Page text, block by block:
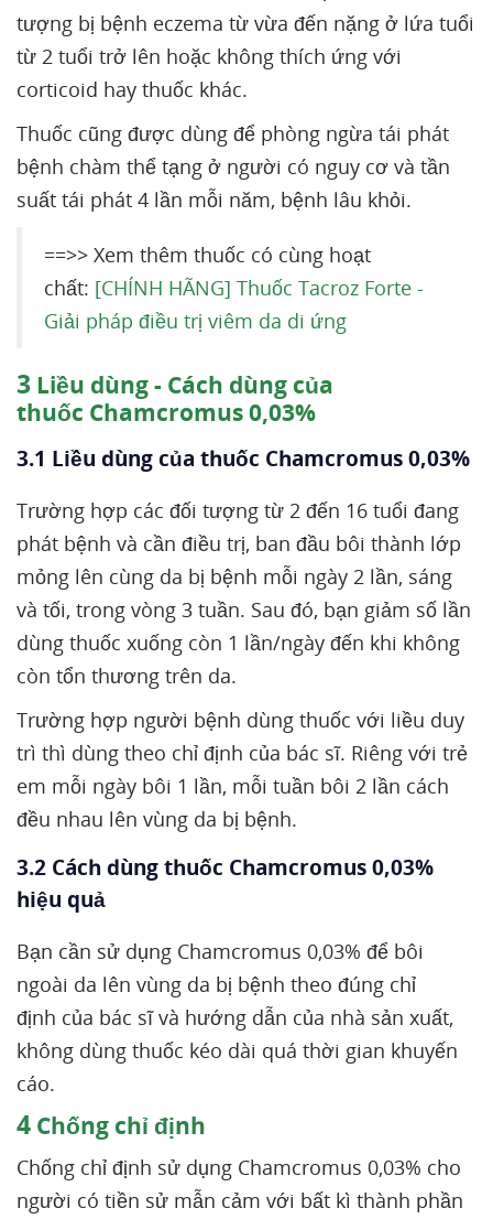
tượng bị bệnh eczema từ vừa đến nặng ở lứa tuổi
từ 2 tuổi trở lên hoặc không thích ứng với
corticoid hay thuốc khác.
Thuốc cũng được dùng để phòng ngừa tái phát
bệnh chàm thể tạng ở người có nguy cơ và tần
suất tái phát 4 lần mỗi năm, bệnh lâu khỏi.
==>> Xem thêm thuốc có cùng hoạt
chất: [CHÍNH HÃNG] Thuốc Tacroz Forte -
Giải pháp điều trị viêm da di ứng
3 Liều dùng - Cách dùng của
thuốc Chamcromus 0,03%
3.1 Liều dùng của thuốc Chamcromus 0,03%
Trường hợp các đối tượng từ 2 đến 16 tuổi đang
phát bệnh và cần điều trị, ban đầu bôi thành lớp
mỏng lên cùng da bị bệnh mỗi ngày 2 lần, sáng
và tối, trong vòng 3 tuần. Sau đó, bạn giảm số lần
dùng thuốc xuống còn 1 lần/ngày đến khi không
còn tổn thương trên da.
Trường hợp người bệnh dùng thuốc với liều duy
trì thì dùng theo chỉ định của bác sĩ. Riêng với trẻ
em mỗi ngày bôi 1 lần, mỗi tuần bôi 2 lần cách
đều nhau lên vùng da bị bệnh.
3.2 Cách dùng thuốc Chamcromus 0,03%
hiệu quả
Bạn cần sử dụng Chamcromus 0,03% để bôi
ngoài da lên vùng da bị bệnh theo đúng chỉ
định của bác sĩ và hướng dẫn của nhà sản xuất,
không dùng thuốc kéo dài quá thời gian khuyến
cáo.
4 Chống chỉ định
Chống chỉ định sử dụng Chamcromus 0,03% cho
người có tiền sử mẫn cảm với bất kì thành phần